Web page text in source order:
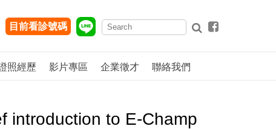
目前看診號碼
照經歷 影片專區 企業徵才 聯絡我們
introduction to E-Champ